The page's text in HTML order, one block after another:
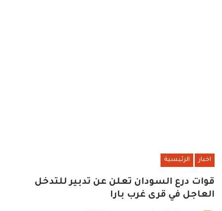
اخبار الرئيسية
قوات درع السودان تعلن عن تدبير للتدخل
العاجل في قرى غرب بارا